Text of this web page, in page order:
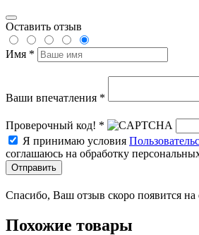
Оставить отзыв
Имя *
Ваши впечатления *
Проверочный код! *
Я принимаю условия
соглашаюсь на обработку
Отправить
Спасибо, Ваш отзыв скоро появится на
Похожие товары